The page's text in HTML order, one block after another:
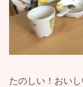
たのしい！おい